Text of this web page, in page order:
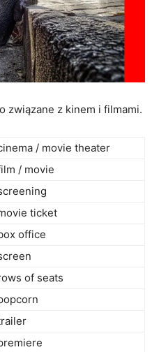
związane z kinem i filmami.
/ movie theater
/ movie
ticket
office
of seats